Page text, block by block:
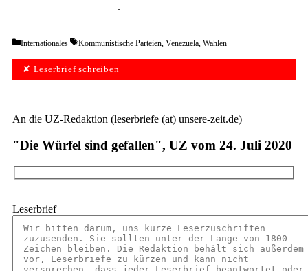
.
Categories
Internationales Tags
Kommunistische Parteien, Venezuela, Wahlen
✘ Leserbrief schreiben
An die UZ-Redaktion (leserbriefe (at) unsere-zeit.de)
"Die Würfel sind gefallen", UZ vom 24. Juli 2020
Leserbrief